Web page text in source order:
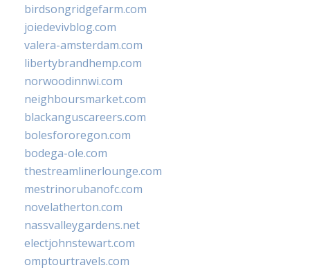
birdsongridgefarm.com
joiedevivblog.com
valera-amsterdam.com
libertybrandhemp.com
norwoodinnwi.com
neighboursmarket.com
blackanguscareers.com
bolesfororegon.com
bodega-ole.com
thestreamlinerlounge.com
mestrinorubanofc.com
novelatherton.com
nassvalleygardens.net
electjohnstewart.com
omptourtravels.com